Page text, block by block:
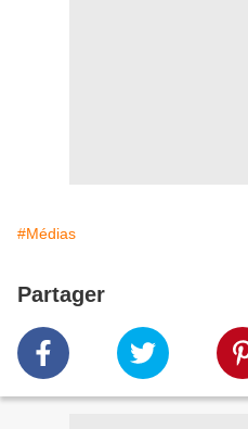
#Médias
Partager